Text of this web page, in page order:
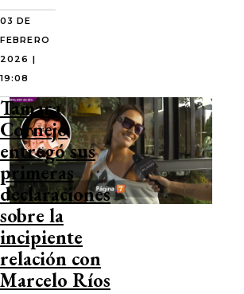
03 DE
FEBRERO
2026 |
19:08
Tamara
Cornejo
entregó sus
primeras
declaraciones
sobre la
incipiente
relación con
Marcelo Ríos